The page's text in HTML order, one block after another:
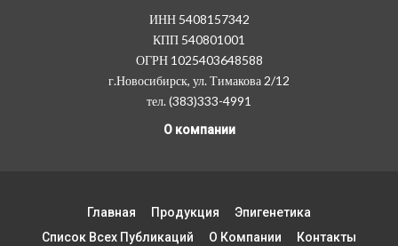
ИНН 5408157342
КПП 540801001
ОГРН 1025403648588
г.Новосибирск, ул. Тимакова 2/12
тел. (383)333-4991
О компании
Главная Продукция
Эпигенетика
Список Всех Публикаций
О Компании Контакты